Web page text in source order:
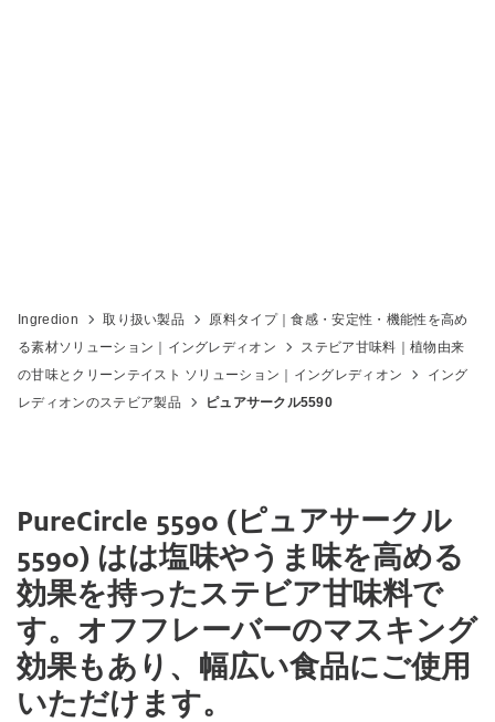
Ingredion 取り扱い製品
原料タイプ｜食感・安定性・機能性を高め
る素材ソリューション｜イングレディオン
ステビア甘味料｜植物由来
の甘味とクリーンテイスト ソリューション｜イングレディオン
イング
レディオンのステビア製品
ピュアサークル5590
PureCircle 5590 (ピュアサークル
5590) はは塩味やうま味を高める
効果を持ったステビア甘味料で
す。オフフレーバーのマスキング
効果もあり、幅広い食品にご使用
いただけます。